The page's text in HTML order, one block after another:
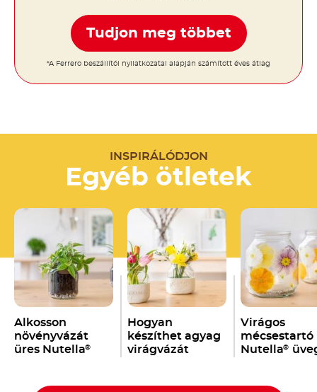
Tudjon meg többet
*A Ferrero beszállítói nyilatkozatai alapján számított éves átlag
INSPIRÁLÓDJON
Egyéb ötletek
Alkosson
növényvázát
üres Nutella®
Hogyan
készíthet agyag
virágvázát
Virágos
mécsestartó
Nutella®